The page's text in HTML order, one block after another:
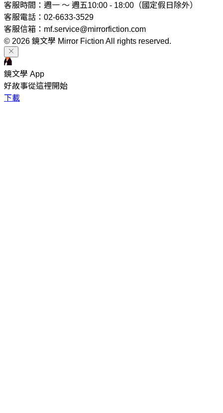
客服時間：週一 ～ 週五10:00 - 18:00（國定假日除外）
客服電話：02-6633-3529
客服信箱：mf.service@mirrorfiction.com
© 2026 鏡文學 Mirror Fiction All rights reserved.
鏡文學 App
好故事從這裡開始
下載